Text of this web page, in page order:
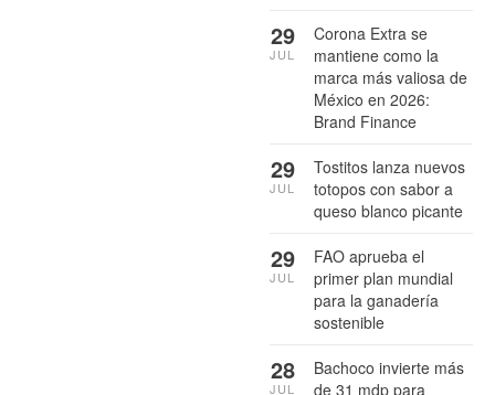
Corona Extra se
mantiene como la
marca más valiosa de
México en 2026:
Brand Finance
29
JUL
Tostitos lanza nuevos
totopos con sabor a
queso blanco picante
29
JUL
FAO aprueba el
primer plan mundial
para la ganadería
sostenible
29
JUL
Bachoco invierte más
de 31 mdp para
28
JUL